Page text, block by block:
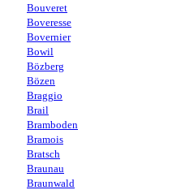
Bouveret
Boveresse
Bovernier
Bowil
Bözberg
Bözen
Braggio
Brail
Bramboden
Bramois
Bratsch
Braunau
Braunwald